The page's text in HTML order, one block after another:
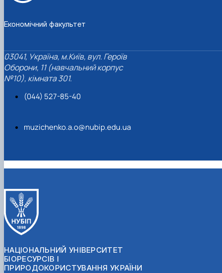
Економічний факультет
03041, Україна, м.Київ, вул. Героїв
Оборони, 11 (навчальний корпус
№10), кімната 301.
(044) 527-85-40
muzichenko.a.o@nubip.edu.ua
НАЦІОНАЛЬНИЙ УНІВЕРСИТЕТ
БІОРЕСУРСІВ І
ПРИРОДОКОРИСТУВАННЯ УКРАЇНИ